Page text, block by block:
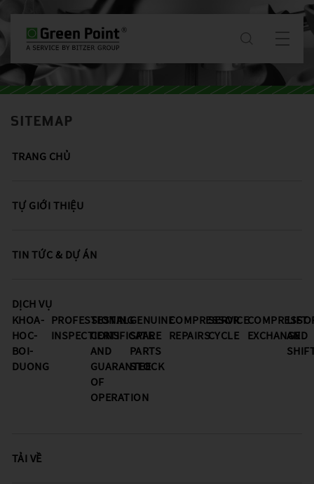
TỰ GIỚI THIỆU
LIÊN HỆ
VT / VI
PLEASE SELECT COUNTRY AND
LANGUAGE:
Worldwide
SITEMAP
TRANG CHỦ
TỰ GIỚI THIỆU
TIN TỨC & DỰ ÁN
DỊCH VỤ
KHOA-
HOC-
BOI-
DUONG
PROFESSIONAL
INSPECTIONS
TESTING
CERTIFICATE
AND
GUARANTEE
OF
OPERATION
GENUINE
SPARE
PARTS
STOCK
COMPRESSOR
REPAIRS
SERVICE
CYCLE
EXCHANGE
LIFT
AND
TẢI VỀ